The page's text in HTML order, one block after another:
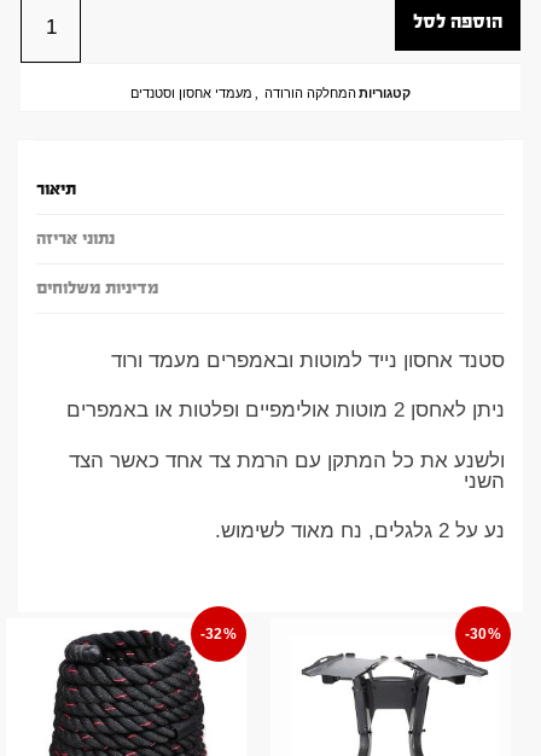
הוספה לסל
קטגוריותהמחלקה הורודה , מעמדי אחסון וסטנדים
תיאור
נתוני אריזה
מדיניות משלוחים
סטנד אחסון נייד למוטות ובאמפרים מעמד ורוד
ניתן לאחסן 2 מוטות אולימפיים ופלטות או באמפרים
ולשנע את כל המתקן עם הרמת צד אחד כאשר הצד
השני
נע על 2 גלגלים, נח מאוד לשימוש.
-30%
-32%